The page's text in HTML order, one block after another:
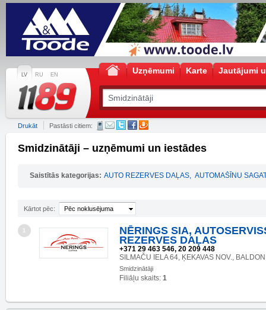
LV RU EN Uzņēmumi Karte Jautājumi
Drukāt Pastāsti citiem:
Smidzinātāji – uzņēmumi un iestādes
Saistītās kategorijas: AUTO REZERVES DAĻAS, AUTOMAŠĪNU
Kārtot pēc: Pēc noklusējuma
1
NĒRINGS SIA,
REZERVES DAĻAS
+371 29 463 546, 20 209 448
SILMAČU IELA 64, ĶEKAVAS NOV.,
Smidzinātāji
Filiāļu skaits: 1